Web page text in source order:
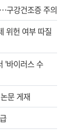
구강건조증 주의
위헌 여부 따질
'바이러스 수
문 게재